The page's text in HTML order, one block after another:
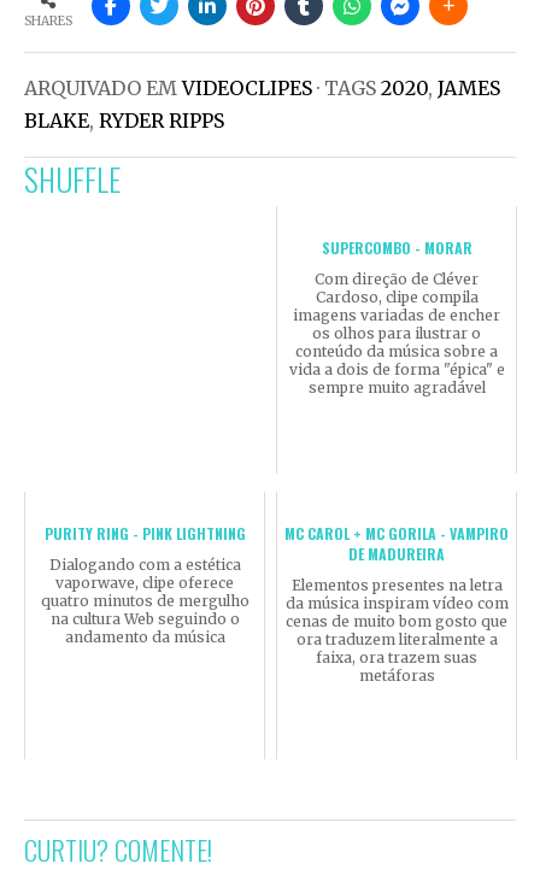
SHARES
ARQUIVADO EMVIDEOCLIPES · TAGS 2020, JAMES
BLAKE, RYDER RIPPS
SHUFFLE
SUPERCOMBO - MORAR
Com direção de Cléver
Cardoso, clipe compila
imagens variadas de encher
os olhos para ilustrar o
conteúdo da música sobre a
vida a dois de forma "épica" e
sempre muito agradável
PURITY RING - PINK LIGHTNING
Dialogando com a estética
vaporwave, clipe oferece
quatro minutos de mergulho
na cultura Web seguindo o
andamento da música
MC CAROL + MC GORILA - VAMPIRO
DE MADUREIRA
Elementos presentes na letra
da música inspiram vídeo com
cenas de muito bom gosto que
ora traduzem literalmente a
faixa, ora trazem suas
metáforas
CURTIU? COMENTE!